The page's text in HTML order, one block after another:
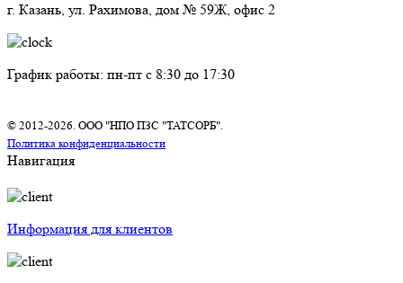
г. Казань, ул. Рахимова, дом № 59Ж, офис 2
График работы: пн-пт с 8:30 до 17:30
© 2012-2026. ООО "НПО ПЗС "ТАТСОРБ".
Политика конфиденциальности
Навигация
Информация для клиентов